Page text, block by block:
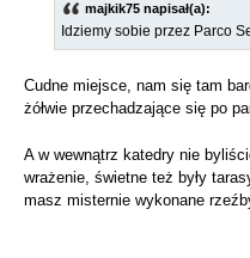
majkik75 napisał(a):
Idziemy sobie przez Parco
Cudne miejsce, nam się tam
żółwie przechadzające się po
A w wewnątrz katedry nie
wrażenie, świetne też były
masz misternie wykonane